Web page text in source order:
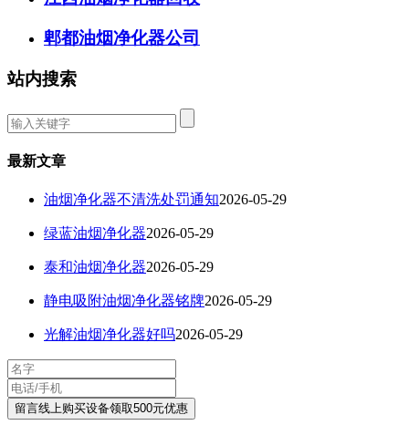
郫都油烟净化器公司
站内搜索
最新文章
油烟净化器不清洗处罚通知2026-05-29
绿蓝油烟净化器2026-05-29
泰和油烟净化器2026-05-29
静电吸附油烟净化器铭牌2026-05-29
光解油烟净化器好吗2026-05-29